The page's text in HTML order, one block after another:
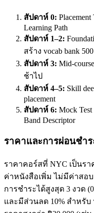
สัปดาห์ 0:
Learning Path
สัปดาห์ 1–2:
สร้าง vocab bank
สัปดาห์ 3: Mid-
ช้าไป
สัปดาห์ 4–5: Skill
placement
สัปดาห์ 6: Mock
Band Descriptor
ราคาและการผ่อนชำร
ราคาคอร์สที่ NYC เป็นร
ค่าหนังสือเพิ่ม ไม่มีค่าสอบ
การชำระได้สูงสุด 3 งวด
และมีส่วนลด 10% สำหรับ